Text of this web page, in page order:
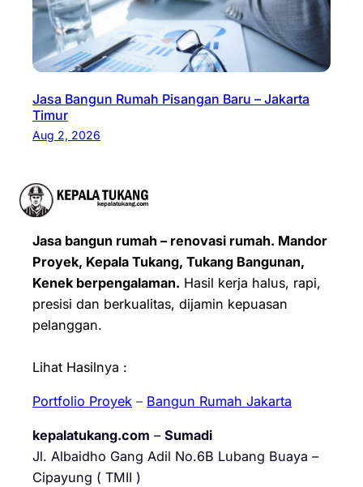
Jasa Bangun Rumah Pisangan Baru – Jakarta
Timur
Aug 2, 2026
Jasa bangun rumah – renovasi rumah. Mandor
Proyek, Kepala Tukang, Tukang Bangunan,
Kenek berpengalaman. Hasil kerja halus, rapi,
presisi dan berkualitas, dijamin kepuasan
pelanggan.
Lihat Hasilnya :
Portfolio Proyek – Bangun Rumah Jakarta
kepalatukang.com – Sumadi
Jl. Albaidho Gang Adil No.6B Lubang Buaya –
Cipayung ( TMII )